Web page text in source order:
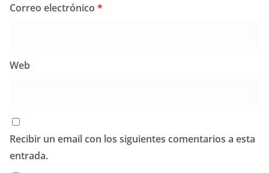
Correo electrónico *
Web
Recibir un email con los siguientes comentarios a esta
entrada.